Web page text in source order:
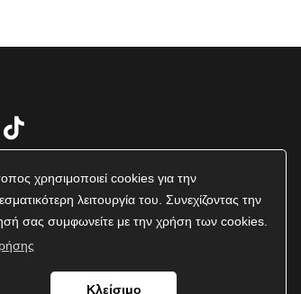
χρησιμοποιεί cookies για την
λειτουργία του. Συνεχίζοντας την
σας συμφωνείτε με την χρήση των cookies.
Κλείσιμο